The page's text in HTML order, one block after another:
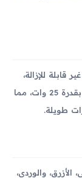
غير قابلة للإزالة،
توفر قوة تدوم طوال اليوم. تدعم الشحن السريع بقدرة 25 وات، مما
طويلة.
الأزرق، والوردي،